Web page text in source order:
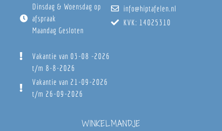
Dinsdag & Woensdag op
afspraak
Maandag Gesloten
Vakantie van 03-08 -2026
t/m 8-8-2026
Vakantie van 21-09-2026
t/m 26-09-2026
info@hiptafelen.nl
KVK: 14025310
WINKELMANDJE